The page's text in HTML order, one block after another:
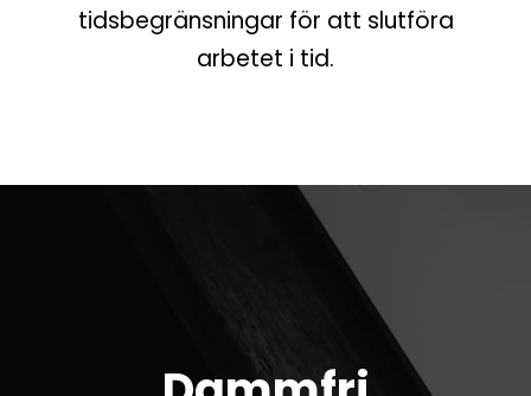
tidsbegränsningar för att slutföra
arbetet i tid.